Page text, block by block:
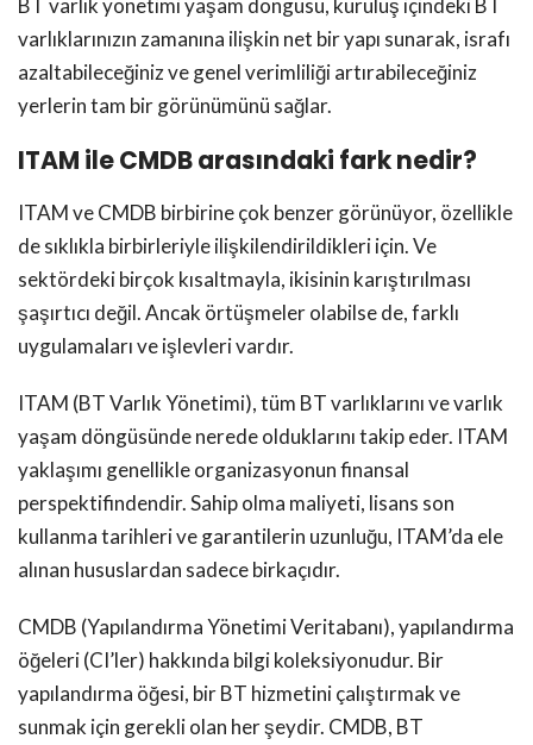
BT varlık yönetimi yaşam döngüsü, kuruluş içindeki BT
varlıklarınızın zamanına ilişkin net bir yapı sunarak, israfı
azaltabileceğiniz ve genel verimliliği artırabileceğiniz
yerlerin tam bir görünümünü sağlar.
ITAM ile CMDB arasındaki fark nedir?
ITAM ve CMDB birbirine çok benzer görünüyor, özellikle
de sıklıkla birbirleriyle ilişkilendirildikleri için. Ve
sektördeki birçok kısaltmayla, ikisinin karıştırılması
şaşırtıcı değil. Ancak örtüşmeler olabilse de, farklı
uygulamaları ve işlevleri vardır.
ITAM (BT Varlık Yönetimi), tüm BT varlıklarını ve varlık
yaşam döngüsünde nerede olduklarını takip eder. ITAM
yaklaşımı genellikle organizasyonun finansal
perspektifindendir. Sahip olma maliyeti, lisans son
kullanma tarihleri ​​ve garantilerin uzunluğu, ITAM’da ele
alınan hususlardan sadece birkaçıdır.
CMDB (Yapılandırma Yönetimi Veritabanı), yapılandırma
öğeleri (CI’ler) hakkında bilgi koleksiyonudur. Bir
yapılandırma öğesi, bir BT hizmetini çalıştırmak ve
sunmak için gerekli olan her şeydir. CMDB, BT